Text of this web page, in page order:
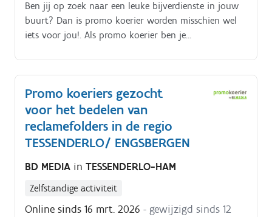
Ben jij op zoek naar een leuke bijverdienste in jouw
buurt? Dan is promo koerier worden misschien wel
iets voor jou!. Als promo koerier ben je
wekelijkse folderpakket in de door jou gekozen buurt
Je kiest daarbij zelf hoe je dat doet (met de fiets, te
voet, bromfiets, … ) De folderpakketten moeten
tussen zondagochtend en dinsdagavond in de
brievenbussen belanden Je kiest binnen die
tijdspanne zelf wanneer je de pakketten rondbrengt
Op die manier kan je het inplannen volgens jouw
eigen beschikbaarheid De opdracht is in zelfstandig
wordt tijdens een gesprek in het dichtstbijzijnde
kantoor of via een videocall gegeven.
Promo koeriers gezocht
voor het bedelen van
reclamefolders in de regio
TESSENDERLO/ ENGSBERGEN
BD MEDIA in TESSENDERLO-HAM
Zelfstandige activiteit
Online sinds 16 mrt. 2026 - gewijzigd sinds 12